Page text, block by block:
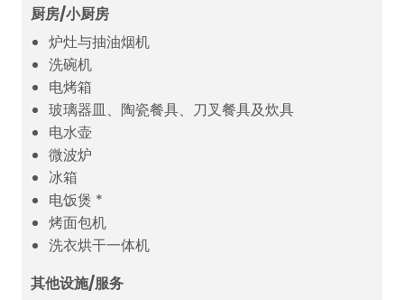
厨房/小厨房
炉灶与抽油烟机
洗碗机
电烤箱
玻璃器皿、陶瓷餐具、刀叉餐具及炊具
电水壶
微波炉
冰箱
电饭煲 *
烤面包机
洗衣烘干一体机
其他设施/服务